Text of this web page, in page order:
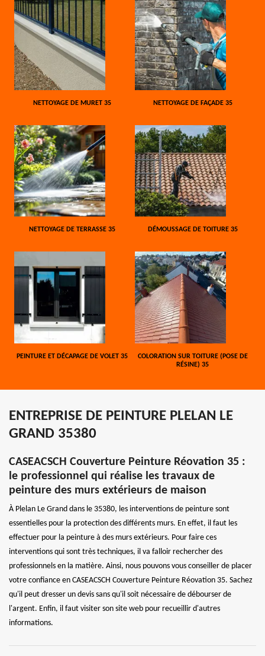
NETTOYAGE DE MURET 35 NETTOYAGE DE FAÇADE 35
NETTOYAGE DE TERRASSE 35 DÉMOUSSAGE DE TOITURE 35
PEINTURE ET DÉCAPAGE DE VOLET 35
COLORATION SUR TOITURE (POSE DE
RÉSINE) 35
ENTREPRISE DE PEINTURE PLELAN LE
GRAND 35380
CASEACSCH Couverture Peinture Réovation 35 :
le professionnel qui réalise les travaux de
peinture des murs extérieurs de maison
À Plelan Le Grand dans le 35380, les interventions de peinture sont
essentielles pour la protection des différents murs. En effet, il faut les
effectuer pour la peinture à des murs extérieurs. Pour faire ces
interventions qui sont très techniques, il va falloir rechercher des
professionnels en la matière. Ainsi, nous pouvons vous conseiller de placer
votre confiance en CASEACSCH Couverture Peinture Réovation 35. Sachez
qu'il peut dresser un devis sans qu'il soit nécessaire de débourser de
l'argent. Enfin, il faut visiter son site web pour recueillir d'autres
informations.